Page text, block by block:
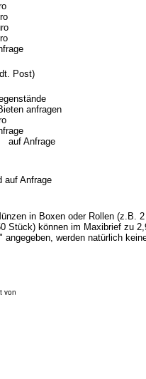
Post)
anfragen
auf Anfrage
auf Anfrage
in Boxen oder Rollen (z.B.
Stück) können im Maxibrief zu
werden natürlich
von